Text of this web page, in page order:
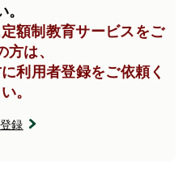
。
額制教育サービスをご
方は、
利用者登録をご依頼く
。
録